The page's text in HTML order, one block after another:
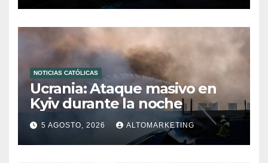
NOTICIAS CATÓLICAS
Ucrania: Ataque masivo en
Kyiv durante la noche
5 AGOSTO, 2026 ALTOMARKETING